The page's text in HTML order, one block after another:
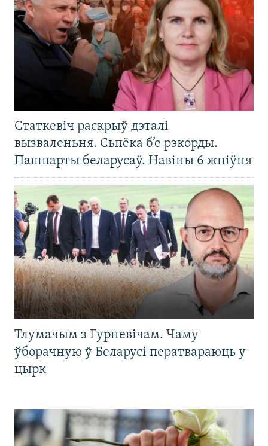
Статкевіч раскрыў дэталі
вызваленьня. Сьпёка б’е рэкорды.
Пашпарты беларусаў. Навіны 6 жніўня
Тлумачым з Гурневічам. Чаму
ўборачную ў Беларусі ператвараюць у
цырк